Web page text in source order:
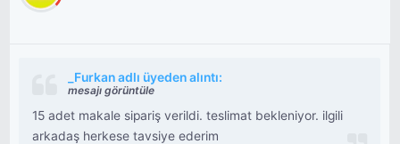
_Furkan adlı üyeden alıntı:
mesajı görüntüle
15 adet makale sipariş verildi. teslimat bekleniyor. ilgili
arkadaş herkese tavsiye ederim